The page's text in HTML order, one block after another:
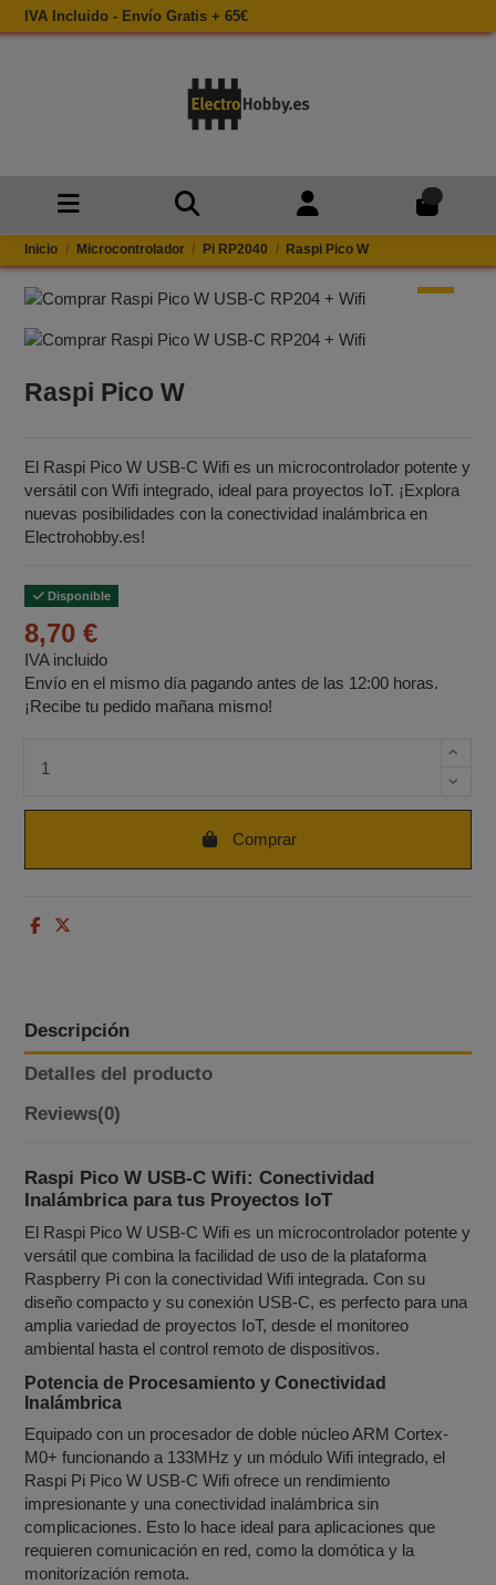
IVA Incluido - Envío Gratis + 65€
Inicio Microcontrolador Pi RP2040 Raspi Pico W
Raspi Pico W
El Raspi Pico W USB-C Wifi es un microcontrolador potente y
versátil con Wifi integrado, ideal para proyectos IoT. ¡Explora
nuevas posibilidades con la conectividad inalámbrica en
Electrohobby.es!
Disponible
8,70 €
IVA incluido
Envío en el mismo día pagando antes de las 12:00 horas.
¡Recibe tu pedido mañana mismo!
Comprar
Descripción
Detalles del producto
Reviews(0)
Raspi Pico W USB-C Wifi: Conectividad
Inalámbrica para tus Proyectos IoT
El Raspi Pico W USB-C Wifi es un microcontrolador potente y
versátil que combina la facilidad de uso de la plataforma
Raspberry Pi con la conectividad Wifi integrada. Con su
diseño compacto y su conexión USB-C, es perfecto para una
amplia variedad de proyectos IoT, desde el monitoreo
ambiental hasta el control remoto de dispositivos.
Potencia de Procesamiento y Conectividad
Inalámbrica
Equipado con un procesador de doble núcleo ARM Cortex-
M0+ funcionando a 133MHz y un módulo Wifi integrado, el
Raspi Pi Pico W USB-C Wifi ofrece un rendimiento
impresionante y una conectividad inalámbrica sin
complicaciones. Esto lo hace ideal para aplicaciones que
requieren comunicación en red, como la domótica y la
monitorización remota.